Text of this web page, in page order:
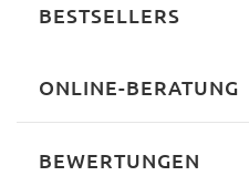
BESTSELLERS
ONLINE-BERATUNG
BEWERTUNGEN